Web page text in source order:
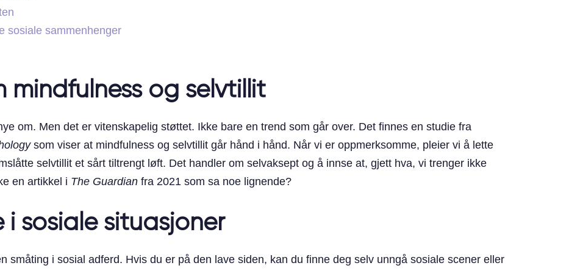
sosiale sammenhenger
mindfulness og selvtillit
om. Men det er vitenskapelig støttet. Ikke bare en trend som går over. Det finnes en studie fra
som viser at mindfulness og selvtillit går hånd i hånd. Når vi er oppmerksomme, pleier vi å lette
selvtillit et sårt tiltrengt løft. Det handler om selvaksept og å innse at, gjett hva, vi trenger ikke
en artikkel i The Guardian fra 2021 som sa noe lignende?
i sosiale situasjoner
i sosial adferd. Hvis du er på den lave siden, kan du finne deg selv unngå sosiale scener eller